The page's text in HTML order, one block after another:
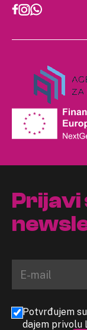
Prijavi
Potvrđujem
dajem privolu